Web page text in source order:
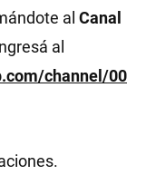
al Canal
al
channel/00